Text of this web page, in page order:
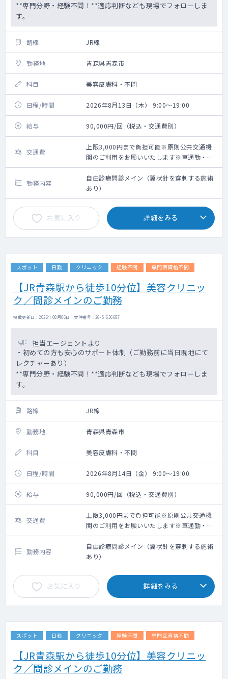
**専門分野・経験不問！**適応判断なども現場でフォローしま
す。
路線 JR線
勤務地 青森県青森市
科目 美容皮膚科・不問
日程/時間 2026年8月13日（木） 9:00～19:00
給与 90,000円/回（税込・交通費別）
交通費
上限3,000円まで負担可能※原則公共交通機
関のご利用をお願いいたします※車通勤・タ
クシー利用要相談
勤務内容
自由診療問診メイン（翼状針を穿刺する施術
あり）
お気に入り 詳細をみる
スポット 日勤 クリニック 経験不問 専門医資格不問
【JR青森駅から徒歩10分位】美容クリニッ
ク／問診メインのご勤務
掲載更新日 : 2026年08月06日 案件番号 : 26-SI636687
担当エージェントより
・初めての方も安心のサポート体制（ご勤務前に当日現地にて
レクチャーあり）
**専門分野・経験不問！**適応判断なども現場でフォローしま
す。
路線 JR線
勤務地 青森県青森市
科目 美容皮膚科・不問
日程/時間 2026年8月14日（金） 9:00～19:00
給与 90,000円/回（税込・交通費別）
交通費
上限3,000円まで負担可能※原則公共交通機
関のご利用をお願いいたします※車通勤・タ
クシー利用要相談
勤務内容
自由診療問診メイン（翼状針を穿刺する施術
あり）
お気に入り 詳細をみる
スポット 日勤 クリニック 経験不問 専門医資格不問
【JR青森駅から徒歩10分位】美容クリニッ
ク／問診メインのご勤務